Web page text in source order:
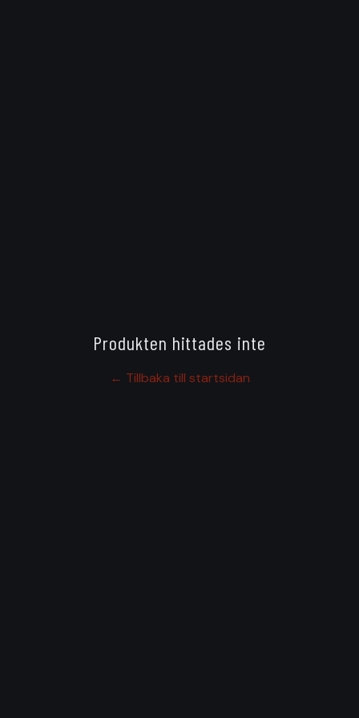
Produkten hittades inte
← Tillbaka till startsidan